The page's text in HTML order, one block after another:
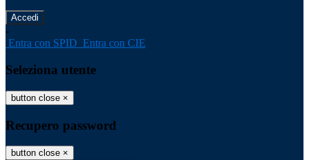
-
Entra con SPID Entra con CIE
Seleziona utente
button close ×
Recupero password
button close ×